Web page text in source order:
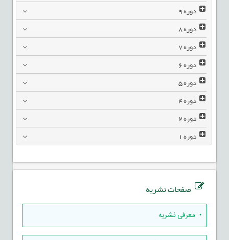
دوره9
دوره8
دوره7
دوره6
دوره5
دوره4
دوره2
دوره1
صفحات نشریه
• معرفی نشریه